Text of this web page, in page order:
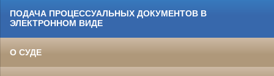
ПОДАЧА ПРОЦЕССУАЛЬНЫХ ДОКУМЕНТОВ В
ЭЛЕКТРОННОМ ВИДЕ
О СУДЕ